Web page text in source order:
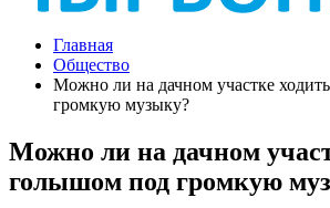
Главная
Общество
Можно ли на дачном участке
громкую музыку?
Можно ли на дачном
голышом под громкую